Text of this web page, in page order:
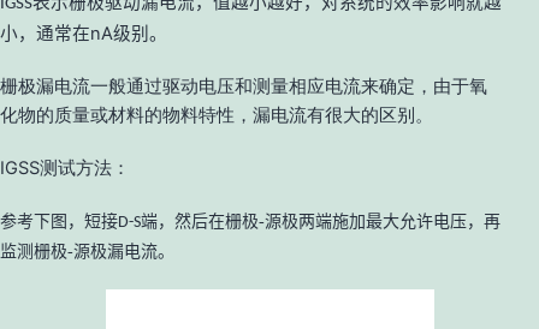
IGSS
小，通常在nA级别。
栅极漏电流一般通过驱动电压和测量相应电流来确定，由于氧
化物的质量或材料的物料特性，漏电流有很大的区别。
IGSS测试方法：
参考下图，短接D-S端，然后在栅极-源极两端施加最大允许电压，再
监测栅极-源极漏电流。